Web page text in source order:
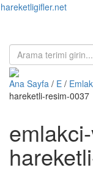
hareketligifler.net
Ana Sayfa / E /
hareketli-resim-0037